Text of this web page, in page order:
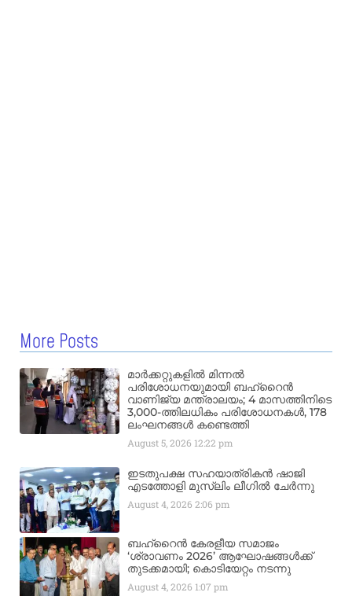
More Posts
മാർക്കറ്റുകളിൽ മിന്നൽ
പരിശോധനയുമായി ബഹ്‌റൈൻ
വാണിജ്യ മന്ത്രാലയം; 4 മാസത്തിനിടെ
3,000-ത്തിലധികം പരിശോധനകൾ, 178
ലംഘനങ്ങൾ കണ്ടെത്തി
August 5, 2026 12:22 pm
ഇടതുപക്ഷ സഹയാത്രികൻ ഷാജി
എടത്തോളി മുസ്‌ലിം ലീഗിൽ ചേർന്നു
August 4, 20262:06 pm
ബഹ്‌റൈൻ കേരളീയ സമാജം
‘ശ്രാവണം 2026’ ആഘോഷങ്ങൾക്ക്
തുടക്കമായി; കൊടിയേറ്റം നടന്നു
August 4, 2026 1:07 pm